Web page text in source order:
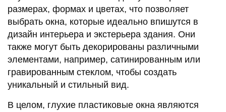
размерах, формах и цветах, что позволяет
выбрать окна, которые идеально впишутся в
дизайн интерьера и экстерьера здания. Они
также могут быть декорированы различными
элементами, например, сатинированным или
гравированным стеклом, чтобы создать
уникальный и стильный вид.
В целом, глухие пластиковые окна являются